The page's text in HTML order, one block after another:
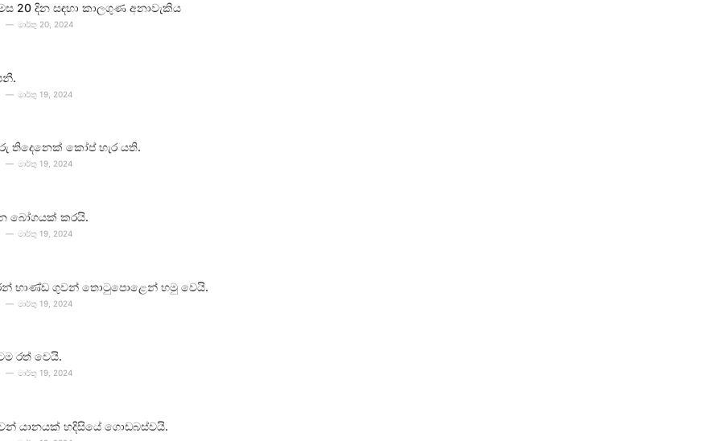
20 දින සඳහා කාලගුණ අනාවැකිය
මාර්තු 20, 2024
මාර්තු 19, 2024
තිදෙනෙක් කෝප් හැර යති.
මාර්තු 19, 2024
බෝගයක් කරයි.
මාර්තු 19, 2024
භාණ්ඩ ගුවන් තොටුපොළෙන් හමු වෙයි.
මාර්තු 19, 2024
රත් වෙයි.
මාර්තු 19, 2024
යානයක් හදිසියේ ගොඩබස්වයි.